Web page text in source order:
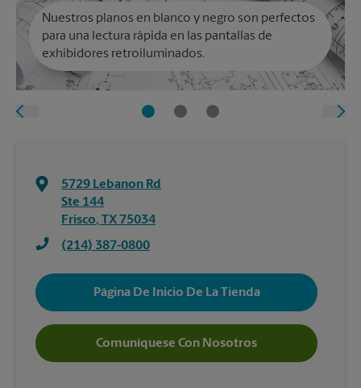
Nuestros planos en blanco y negro son perfectos
para una lectura rápida en las pantallas de
exhibidores retroiluminados.
5729 Lebanon Rd
Ste 144
Frisco, TX 75034
(214) 387-0800
Página De Inicio De La Tienda
Comuníquese Con Nosotros